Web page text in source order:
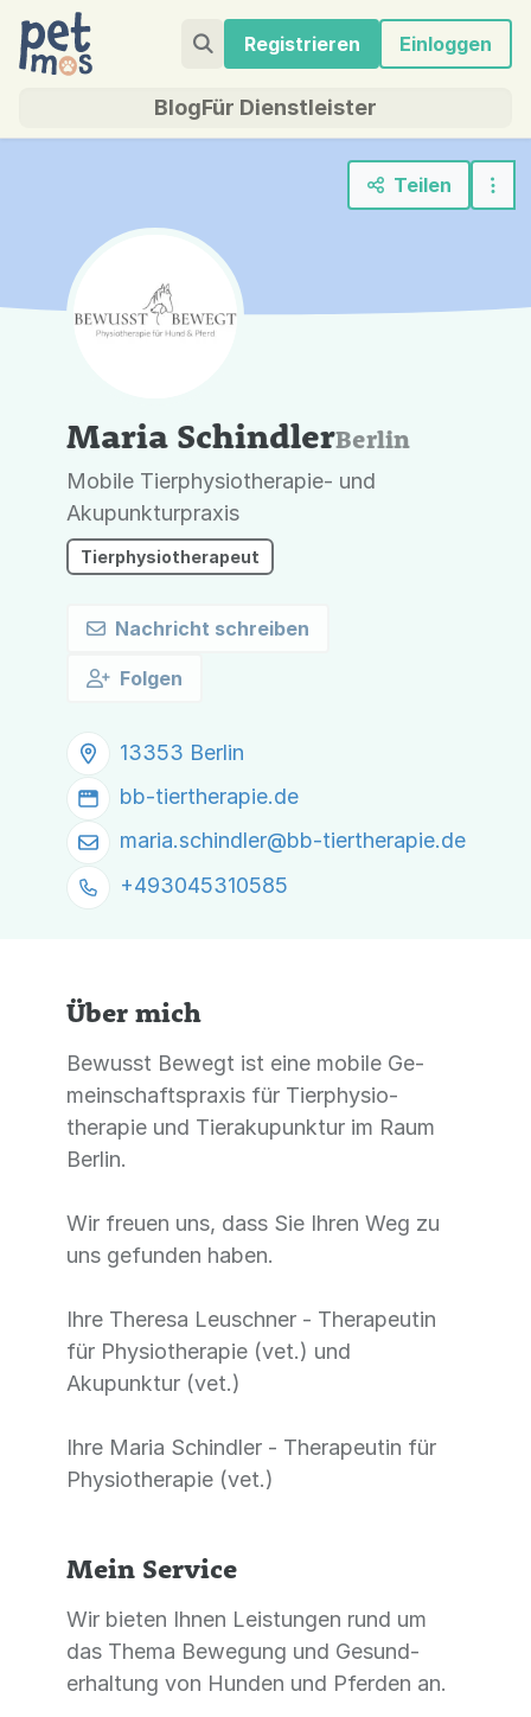
Registrieren Einloggen
BlogFür Dienstleister
Teilen
Maria SchindlerBerlin
Mobile Tierphysiotherapie- und
Akupunkturpraxis
Tierphysiotherapeut
Nachricht schreiben
Folgen
13353 Berlin
bb-tiertherapie.de
maria.schindler@bb-tiertherapie.de
+493045310585
Über mich
Bewusst Bewegt ist eine mobile Ge­
mein­schafts­praxis für Tier­physio­
therapie und Tier­akupunktur im Raum
Berlin.
Wir freuen uns, dass Sie Ihren Weg zu
uns gefunden haben.
Ihre Theresa Leuschner - Therapeutin
für Physiotherapie (vet.) und
Akupunktur (vet.)
Ihre Maria Schindler - Therapeutin für
Physiotherapie (vet.)
Mein Service
Wir bieten Ihnen Leistungen rund um
das Thema Bewegung und Ge­sund­
erhaltung von Hunden und Pferden an.